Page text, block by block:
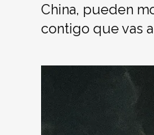
China, pueden
contigo que vas